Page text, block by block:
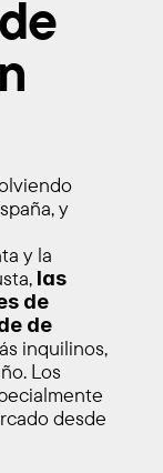
y
y la
las
de
de
inquilinos,
Los
desde